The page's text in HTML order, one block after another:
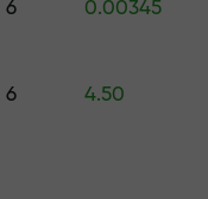
6 0.00345
6 4.50